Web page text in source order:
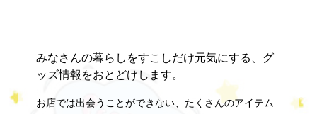
みなさんの暮らしをすこしだけ元気にする、グ
ッズ情報をおとどけします。
お店では出会うことができない、たくさんのアイテム